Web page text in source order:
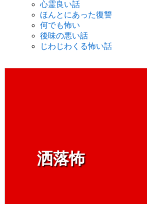
心霊良い話
ほんとにあった復讐
何でも怖い
後味の悪い話
じわじわくる怖い話
洒落怖